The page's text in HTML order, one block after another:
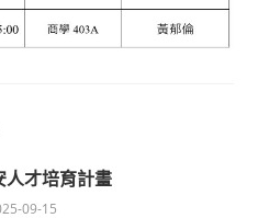
才培育計畫
09-15